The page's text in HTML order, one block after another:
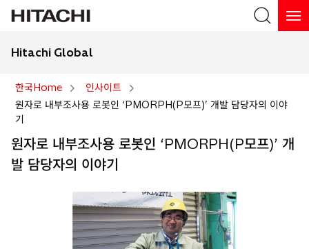
Hitachi Global
한국Home
인사이트
원자로 내부조사용 로봇인 ‘PMORPH(P모프)’ 개발 담당자의 이야
기
원자로 내부조사용 로봇인 ‘PMORPH(P모프)’ 개
발 담당자의 이야기